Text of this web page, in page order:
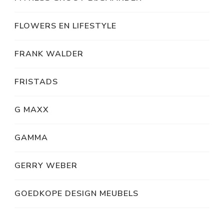
FLOWERS EN LIFESTYLE
FRANK WALDER
FRISTADS
G MAXX
GAMMA
GERRY WEBER
GOEDKOPE DESIGN MEUBELS